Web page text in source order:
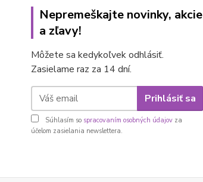
Nepremeškajte novinky, akcie
a zľavy!
Môžete sa kedykoľvek odhlásiť.
Zasielame raz za 14 dní.
Prihlásiť sa
Súhlasím so spracovaním osobných údajov za
účelom zasielania newslettera.